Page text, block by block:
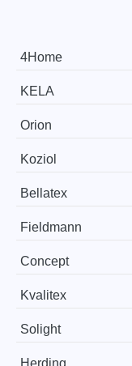
4Home
KELA
Orion
Koziol
Bellatex
Fieldmann
Concept
Kvalitex
Solight
Herding